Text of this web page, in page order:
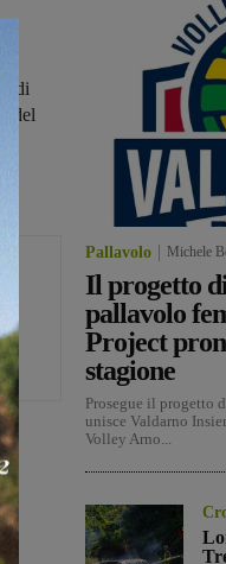
di
del
Pallavolo Michele
Il progetto
pallavolo
Project
stagione
Prosegue il progetto
unisce Valdarno
Volley Arno...